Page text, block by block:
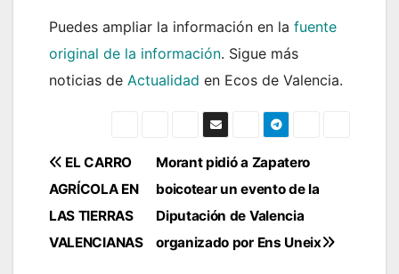
Puedes ampliar la información en la fuente
original de la información. Sigue más
noticias de Actualidad en Ecos de Valencia.
Navegación
de
entradas
Morant pidió a Zapatero
boicotear un evento de la
Diputación de Valencia
organizado por Ens Uneix
EL CARRO
AGRÍCOLA EN
LAS TIERRAS
VALENCIANAS